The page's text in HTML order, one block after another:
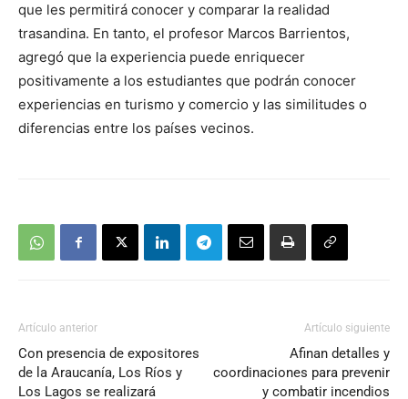
que les permitirá conocer y comparar la realidad
trasandina. En tanto, el profesor Marcos Barrientos,
agregó que la experiencia puede enriquecer
positivamente a los estudiantes que podrán conocer
experiencias en turismo y comercio y las similitudes o
diferencias entre los países vecinos.
Artículo anterior
Con presencia de expositores
de la Araucanía, Los Ríos y
Los Lagos se realizará
Artículo siguiente
Afinan detalles y
coordinaciones para prevenir
y combatir incendios